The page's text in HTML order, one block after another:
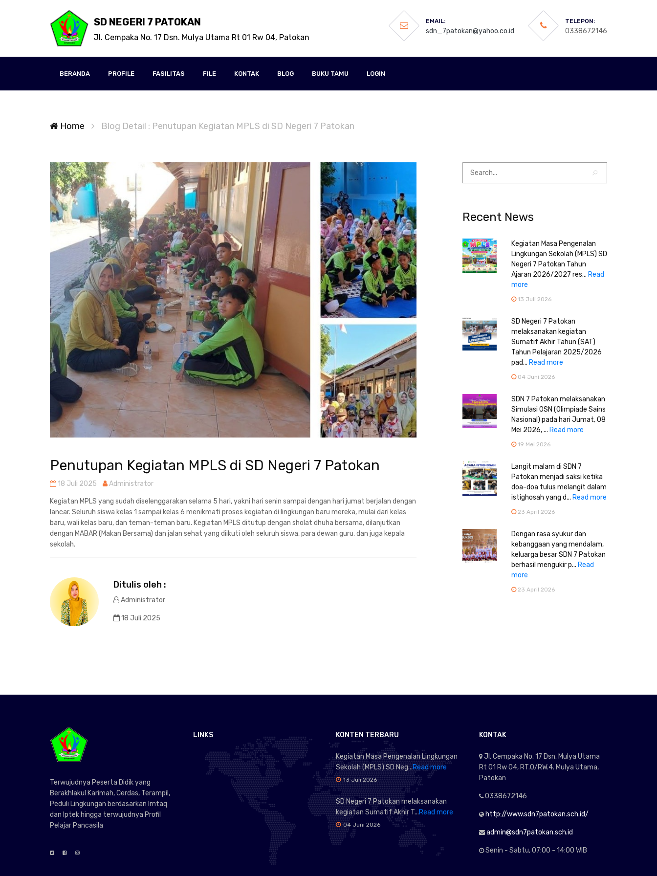
SD NEGERI 7 PATOKAN
Jl. Cempaka No. 17 Dsn. Mulya Utama Rt 01 Rw 04, Patokan
EMAIL:
sdn_7patokan@yahoo.co.id
TELEPON:
0338672146
BERANDA PROFILE FASILITAS FILE KONTAK BLOG BUKU TAMU LOGIN
Home Blog Detail : Penutupan Kegiatan MPLS di SD Negeri 7 Patokan
Penutupan Kegiatan MPLS di SD Negeri 7 Patokan
18 Juli 2025 Administrator
Kegiatan MPLS yang sudah diselenggarakan selama 5 hari, yakni hari senin sampai dengan hari jumat berjalan dengan
lancar. Seluruh siswa kelas 1 sampai kelas 6 menikmati proses kegiatan di lingkungan baru mereka, mulai dari kelas
baru, wali kelas baru, dan teman-teman baru. Kegiatan MPLS ditutup dengan sholat dhuha bersama, dilanjutkan
dengan MABAR (Makan Bersama) dan jalan sehat yang diikuti oleh seluruh siswa, para dewan guru, dan juga kepala
sekolah.
Ditulis oleh :
Administrator
18 Juli 2025
Recent News
Kegiatan Masa Pengenalan
Lingkungan Sekolah (MPLS) SD
Negeri 7 Patokan Tahun
Ajaran 2026/2027 res... Read
more
13 Juli 2026
SD Negeri 7 Patokan
melaksanakan kegiatan
Sumatif Akhir Tahun (SAT)
Tahun Pelajaran 2025/2026
pad... Read more
04 Juni 2026
SDN 7 Patokan melaksanakan
Simulasi OSN (Olimpiade Sains
Nasional) pada hari Jumat, 08
Mei 2026, ... Read more
19 Mei 2026
Langit malam di SDN 7
Patokan menjadi saksi ketika
doa-doa tulus melangit dalam
istighosah yang d... Read more
23 April 2026
Dengan rasa syukur dan
kebanggaan yang mendalam,
keluarga besar SDN 7 Patokan
berhasil mengukir p... Read
more
23 April 2026
Terwujudnya Peserta Didik yang
Berakhlakul Karimah, Cerdas, Terampil,
Peduli Lingkungan berdasarkan Imtaq
dan Iptek hingga terwujudnya Profil
Pelajar Pancasila
LINKS KONTEN TERBARU
Kegiatan Masa Pengenalan Lingkungan
Sekolah (MPLS) SD Neg...Read more
13 Juli 2026
SD Negeri 7 Patokan melaksanakan
kegiatan Sumatif Akhir T...Read more
04 Juni 2026
KONTAK
Jl. Cempaka No. 17 Dsn. Mulya Utama
Rt 01 Rw 04, RT.0/RW.4. Mulya Utama,
Patokan
0338672146
http://www.sdn7patokan.sch.id/
admin@sdn7patokan.sch.id
Senin - Sabtu, 07:00 - 14:00 WIB